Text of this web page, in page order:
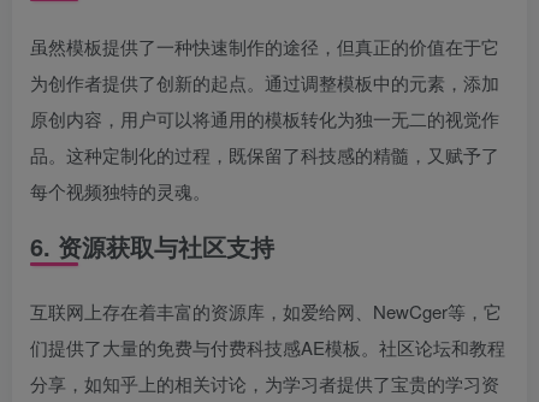
虽然模板提供了一种快速制作的途径，但真正的价值在于它
为创作者提供了创新的起点。通过调整模板中的元素，添加
原创内容，用户可以将通用的模板转化为独一无二的视觉作
品。这种定制化的过程，既保留了科技感的精髓，又赋予了
每个视频独特的灵魂。
6. 资源获取与社区支持
互联网上存在着丰富的资源库，如爱给网、NewCger等，它
们提供了大量的免费与付费科技感AE模板。社区论坛和教程
分享，如知乎上的相关讨论，为学习者提供了宝贵的学习资